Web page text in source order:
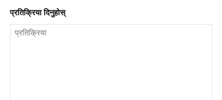
प्रतिक्रिया दिनुहोस्